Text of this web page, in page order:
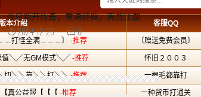
今日新开传奇，重温经典，再战江湖
2024-12-26 0